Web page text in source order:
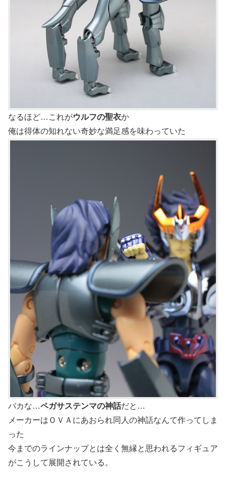
なるほど…これがウルフの聖衣か
俺は得体の知れない奇妙な満足感を味わっていた
バカな…ペガサステンマの神話だと…
メーカーはＯＶＡにあおられ同人の神話なんて作ってしま
った
今までのラインナップとは全く無縁と思われるフィギュア
がこうして展開されている。